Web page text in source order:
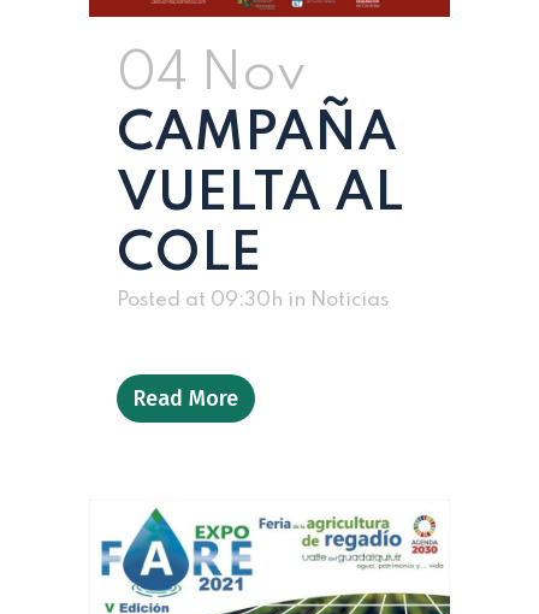
04 Nov
CAMPAÑA
VUELTA AL
COLE
Posted at 09:30h in Noticias
Read More